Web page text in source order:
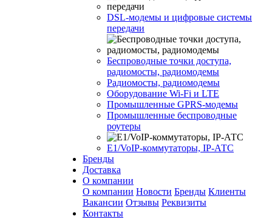
DSL-модемы и цифровые системы
передачи
Беспроводные точки доступа,
радиомосты, радиомодемы
Радиомосты, радиомодемы
Оборудование Wi-Fi и LTE
Промышленные GPRS-модемы
Промышленные беспроводные
роутеры
Е1/VoIP-коммутаторы, IP-АТС
Бренды
Доставка
О компании
О компании Новости Бренды Клиенты
Вакансии Отзывы Реквизиты
Контакты